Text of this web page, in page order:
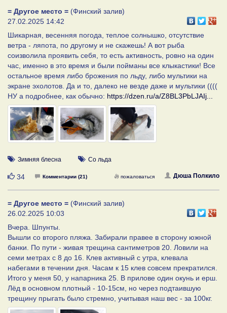
= Другое место = (Финский залив)
27.02.2025 14:42
Шикарная, весенняя погода, теплое солнышко, отсутствие
ветра - ляпота, по другому и не скажешь! А вот рыба
соизволила проявить себя, то есть активность, ровно на один
час, именно в это время и были пойманы все клыкастики! Все
остальное время либо брожения по льду, либо мультики на
экране эхолотов. Да и то, далеко не везде даже и мультики ((((
НУ а подробнее, как обычно: https://dzen.ru/a/Z8BL3PbLJAIj...
Зимняя блесна Со льда
Нравится
34 Комментарии (21) Дюша Полкило
пожаловаться
= Другое место = (Финский залив)
26.02.2025 10:03
Вчера. Шпунты.
Вышли со второго пляжа. Забирали правее в сторону южной
банки. По пути - живая трещина сантиметров 20. Ловили на
семи метрах с 8 до 16. Клев активный с утра, клевала
набегами в течении дня. Часам к 15 клев совсем прекратился.
Итого у меня 50, у напарника 25. В прилове один окунь и ерш.
Лёд в основном плотный - 10-15см, но через подтаившую
трещину прыгать было стремно, учитывая наш вес - за 100кг.